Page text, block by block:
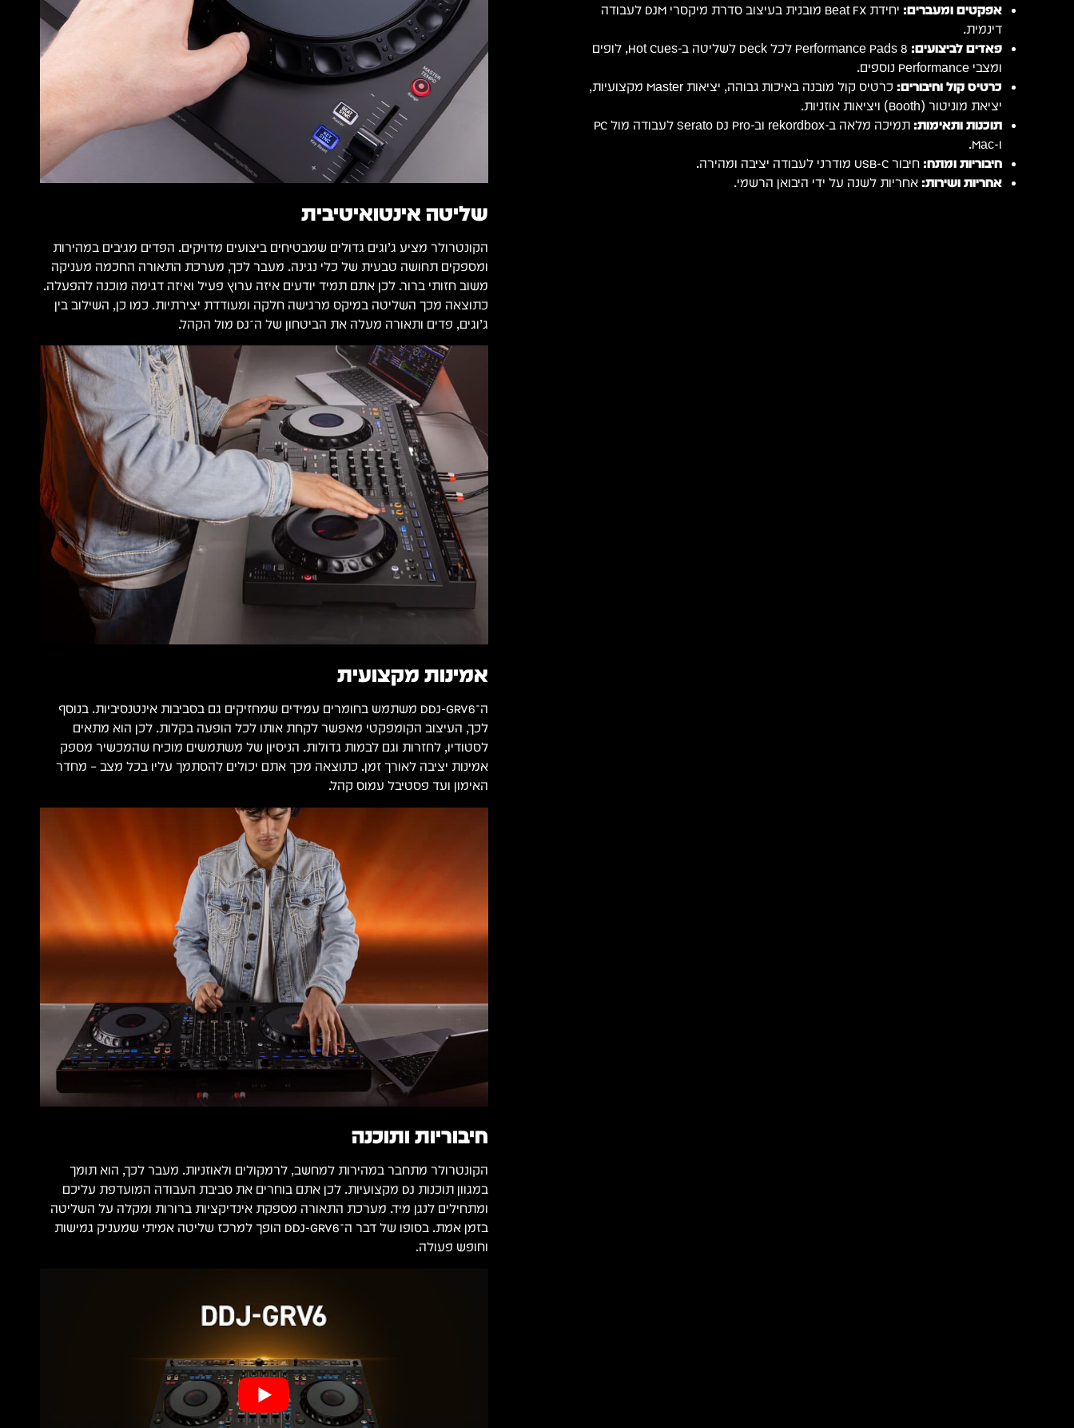
אפקטים ומעברים:
יחידת Beat FX מובנית בעיצוב סדרת מיקסרי DJM לעבודה
דינמית.
פאדים לביצועים:
8 Performance Pads לכל Deck לשליטה ב-Hot Cues, לופים
ומצבי Performance נוספים.
כרטיס קול וחיבורים:
כרטיס קול מובנה באיכות גבוהה, יציאות Master מקצועיות,
יציאת מוניטור (Booth) ויציאות אוזניות.
תוכנות ותאימות:
תמיכה מלאה ב-rekordbox וב-Serato DJ Pro לעבודה מול PC
ו-Mac.
חיבוריות ומתח: חיבור USB-C מודרני לעבודה יציבה ומהירה.
אחריות ושירות: אחריות לשנה על ידי היבואן הרשמי.
שליטה אינטואיטיבית
הקונטרולר מציע ג’וגים גדולים שמבטיחים ביצועים מדויקים. הפדים מגיבים במהירות
ומספקים תחושה טבעית של כלי נגינה. מעבר לכך, מערכת התאורה החכמה מעניקה
משוב חזותי ברור. לכן אתם תמיד יודעים איזה ערוץ פעיל ואיזה דגימה מוכנה להפעלה.
כתוצאה מכך השליטה במיקס מרגישה חלקה ומעודדת יצירתיות. כמו כן, השילוב בין
ג’וגים, פדים ותאורה מעלה את הביטחון של ה־DJ מול הקהל.
אמינות מקצועית
ה־DDJ-GRV6 משתמש בחומרים עמידים שמחזיקים גם בסביבות אינטנסיביות. בנוסף
לכך, העיצוב הקומפקטי מאפשר לקחת אותו לכל הופעה בקלות. לכן הוא מתאים
לסטודיו, לחזרות וגם לבמות גדולות. הניסיון של משתמשים מוכיח שהמכשיר מספק
אמינות יציבה לאורך זמן. כתוצאה מכך אתם יכולים להסתמך עליו בכל מצב – מחדר
האימון ועד פסטיבל עמוס קהל.
חיבוריות ותוכנה
הקונטרולר מתחבר במהירות למחשב, לרמקולים ולאוזניות. מעבר לכך, הוא תומך
במגוון תוכנות DJ מקצועיות. לכן אתם בוחרים את סביבת העבודה המועדפת עליכם
ומתחילים לנגן מיד. מערכת התאורה מספקת אינדיקציות ברורות ומקלה על השליטה
בזמן אמת. בסופו של דבר ה־DDJ-GRV6 הופך למרכז שליטה אמיתי שמעניק גמישות
וחופש פעולה.